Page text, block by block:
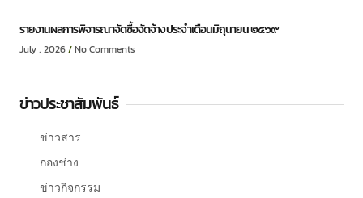
รายงานผลการพิจารณาจัดซื้อจัดจ้าง ประจำเดือนมิถุนายน ๒๕๖๙
July , 2026 No Comments
ข่าวประชาสัมพันธ์
ข่าวสาร
กองช่าง
ข่าวกิจกรรม